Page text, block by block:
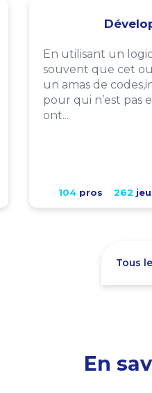
En utilisant un
souvent que cet
un amas de
pour qui n’est pas
ont...
104pros 262
Tous
En